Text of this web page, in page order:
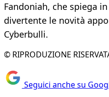
Fandoniah, che spiega
divertente le novità
Cyberbulli.
© RIPRODUZIONE
Seguici anche su